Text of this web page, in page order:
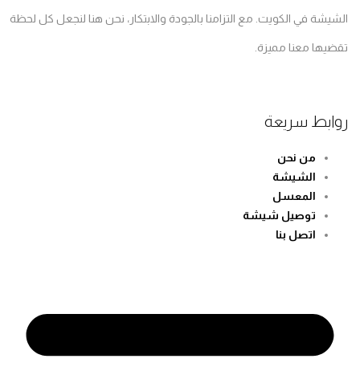
في الكويت. مع التزامنا بالجودة والابتكار، نحن هنا لنجعل كل لحظة
معنا مميزة.
سريعة
من نحن
الشيشة
المعسل
توصيل شيشة
اتصل بنا